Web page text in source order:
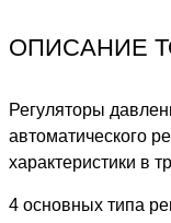
ОПИСАНИЕ
Регуляторы
автоматического
характеристики в
4 основных типа